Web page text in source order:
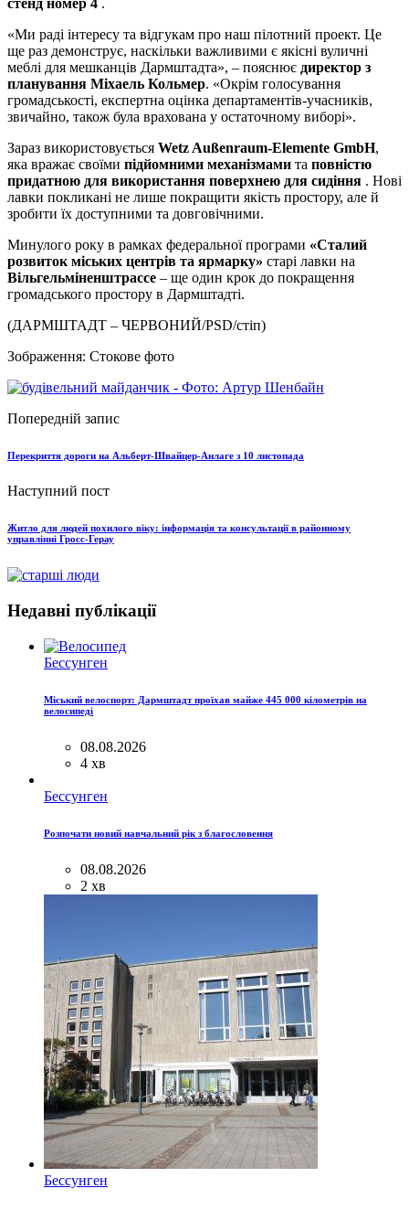
«Ми раді інтересу та відгукам про наш пілотний проект. Це
ще раз демонструє, наскільки важливими є якісні вуличні
меблі для мешканців Дармштадта», – пояснює директор з
планування Міхаель Кольмер. «Окрім голосування
громадськості, експертна оцінка департаментів-учасників,
звичайно, також була врахована у остаточному виборі».
Зараз використовується Wetz Außenraum-Elemente GmbH,
яка вражає своїми підйомними механізмами та повністю
придатною для використання поверхнею для сидіння . Нові
лавки покликані не лише покращити якість простору, але й
зробити їх доступними та довговічними.
Минулого року в рамках федеральної програми «Сталий
розвиток міських центрів та ярмарку» старі лавки на
Вільгельміненштрассе – ще один крок до покращення
громадського простору в Дармштадті.
(ДАРМШТАДТ – ЧЕРВОНИЙ/PSD/стіп)
Зображення: Стокове фото
Попередній запис
Перекриття дороги на Альберт-Швайцер-Анлаге з 10 листопада
Наступний пост
Житло для людей похилого віку: інформація та консультації в районному
управлінні Гросс-Герау
Недавні публікації
Бессунген
Міський велоспорт: Дармштадт проїхав майже 445 000 кілометрів на
велосипеді
08.08.2026
4 хв
Бессунген
Розпочати новий навчальний рік з благословення
08.08.2026
2 хв
Бессунген